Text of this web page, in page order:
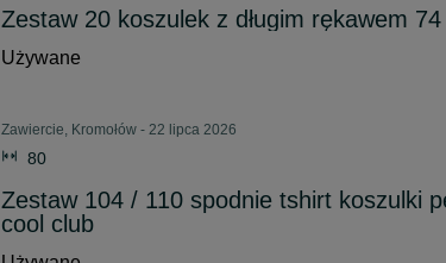
Zestaw 20 koszulek z długim rękawem 74
Używane
Zawiercie, Kromołów - 22 lipca 2026
80
Zestaw 104 / 110 spodnie tshirt koszulki
cool club